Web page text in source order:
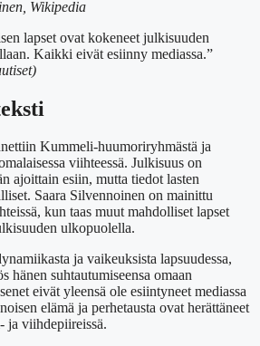
Wikipedia
lapset ovat kokeneet julkisuuden
Kaikki eivät esiinny mediassa.”
Kummeli-huumoriryhmästä ja
viihteessä. Julkisuus on
ajoittain esiin, mutta tiedot lasten
Saara Silvennoinen on mainittu
kun taas muut mahdolliset lapset
ulkopuolella.
ja vaikeuksista lapsuudessa,
hänen suhtautumiseensa omaan
eivät yleensä ole esiintyneet mediassa
elämä ja perhetausta ovat herättäneet
ja viihdepiireissä.